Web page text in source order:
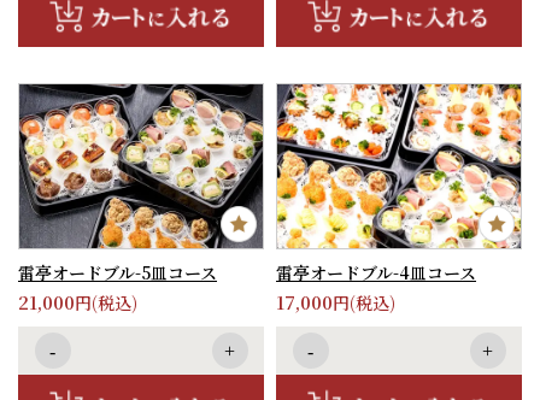
雷亭オードブル-5皿コース
21,000円(税込)
- +
雷亭オードブル-4皿コース
17,000円(税込)
- +